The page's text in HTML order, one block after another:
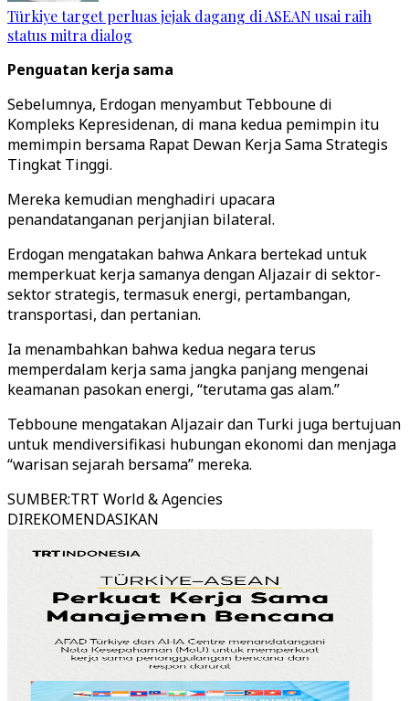
Türkiye target perluas jejak dagang di ASEAN usai raih
status mitra dialog
Penguatan kerja sama
Sebelumnya, Erdogan menyambut Tebboune di
Kompleks Kepresidenan, di mana kedua pemimpin itu
memimpin bersama Rapat Dewan Kerja Sama Strategis
Tingkat Tinggi.
Mereka kemudian menghadiri upacara
penandatanganan perjanjian bilateral.
Erdogan mengatakan bahwa Ankara bertekad untuk
memperkuat kerja samanya dengan Aljazair di sektor-
sektor strategis, termasuk energi, pertambangan,
transportasi, dan pertanian.
Ia menambahkan bahwa kedua negara terus
memperdalam kerja sama jangka panjang mengenai
keamanan pasokan energi, “terutama gas alam.”
Tebboune mengatakan Aljazair dan Turki juga bertujuan
untuk mendiversifikasi hubungan ekonomi dan menjaga
“warisan sejarah bersama” mereka.
SUMBER:TRT World & Agencies
DIREKOMENDASIKAN